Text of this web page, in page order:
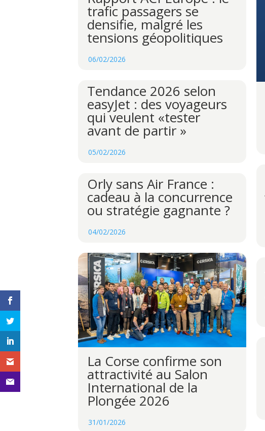
trafic passagers se
densifie, malgré les
tensions géopolitiques
06/02/2026
Tendance 2026 selon
easyJet : des voyageurs
qui veulent «tester
avant de partir »
05/02/2026
Orly sans Air France :
cadeau à la concurrence
ou stratégie gagnante ?
04/02/2026
La Corse confirme son
attractivité au Salon
International de la
Plongée 2026
31/01/2026